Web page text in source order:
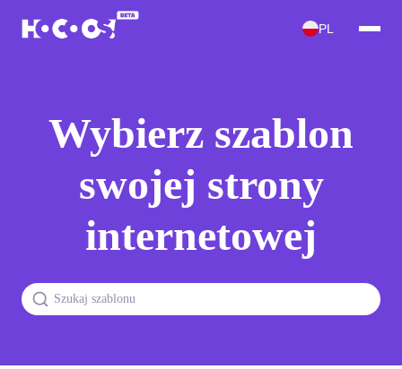
PL
Wybierz szablon
swojej strony
internetowej